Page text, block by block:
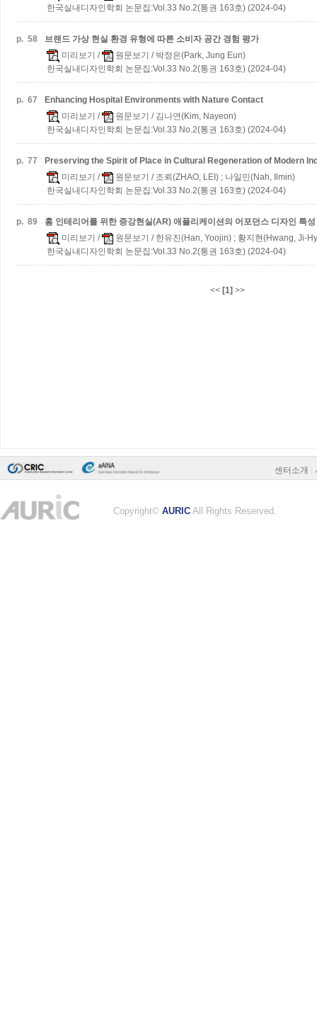
한국실내디자인학회 논문집:Vol.33 No.2(통권 163호) (2024-04)
p. 58
브랜드 가상 현실 환경 유형에 따른 소비자 공간 경험 평가
미리보기 / 원문보기 / 박정은(Park, Jung Eun)
한국실내디자인학회 논문집:Vol.33 No.2(통권 163호) (2024-04)
p. 67
Enhancing Hospital Environments with Nature Contact
미리보기 / 원문보기 / 김나연(Kim, Nayeon)
한국실내디자인학회 논문집:Vol.33 No.2(통권 163호) (2024-04)
p. 77
Preserving the Spirit of Place in Cultural Regeneration of Modern
미리보기 / 원문보기 / 조뢰(ZHAO, LEI) ; 나일민(Nah, Ilmin)
한국실내디자인학회 논문집:Vol.33 No.2(통권 163호) (2024-04)
p. 89
홈 인테리어를 위한 증강현실(AR) 애플리케이션의 어포던스 디자인 특
미리보기 / 원문보기 / 한유진(Han, Yoojin) ; 황지현(Hwang, Ji-
한국실내디자인학회 논문집:Vol.33 No.2(통권 163호) (2024-04)
<< [1] >>
센터소개
Copyright© AURIC All Rights Reserved.